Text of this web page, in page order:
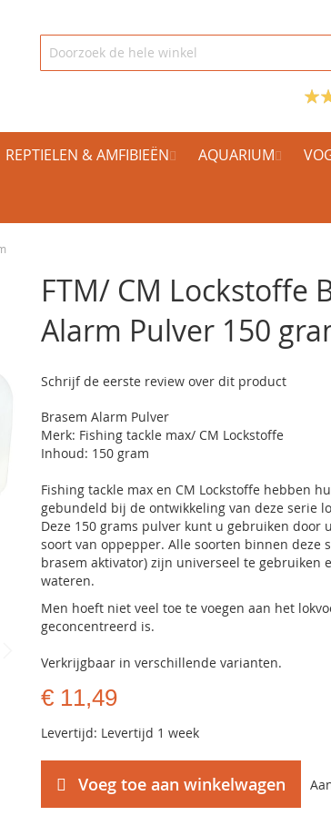
REPTIELEN & AMFIBIEËN AQUARIUM
FTM/ CM Lockstoffe
Alarm Pulver 150
Schrijf de eerste review over dit product
Brasem Alarm Pulver
Merk: Fishing tackle max/ CM Lockstoffe
Inhoud: 150 gram
Fishing tackle max en CM Lockstoffe hebben
gebundeld bij de ontwikkeling van deze serie
Deze 150 grams pulver kunt u gebruiken door
soort van oppepper. Alle soorten binnen deze
brasem aktivator) zijn universeel te gebruiken
wateren.
Men hoeft niet veel toe te voegen aan het
geconcentreerd is.
Verkrijgbaar in verschillende varianten.
€ 11,49
Levertijd: Levertijd 1 week
Voeg toe aan winkelwagen